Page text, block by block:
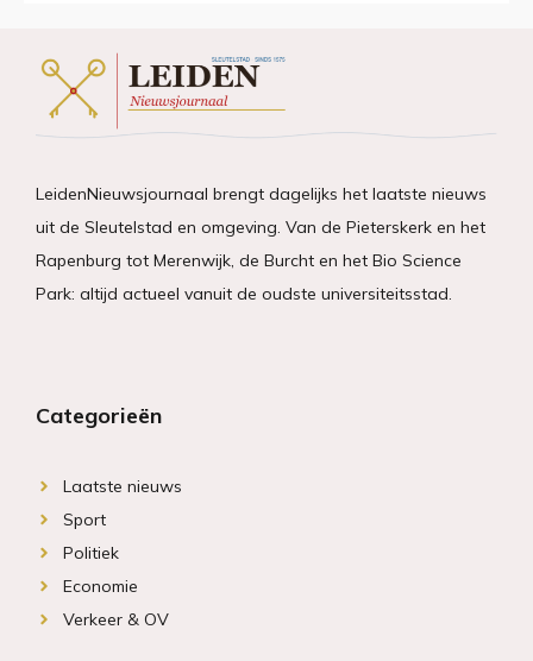
LeidenNieuwsjournaal brengt dagelijks het laatste nieuws
uit de Sleutelstad en omgeving. Van de Pieterskerk en het
Rapenburg tot Merenwijk, de Burcht en het Bio Science
Park: altijd actueel vanuit de oudste universiteitsstad.
Categorieën
Laatste nieuws
Sport
Politiek
Economie
Verkeer & OV